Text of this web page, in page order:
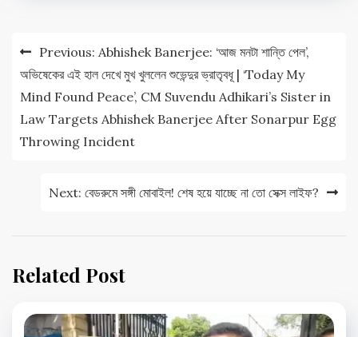
Post
navigation
Previous: Abhishek Banerjee: ‘আজ মনটা শান্তি পেল’,
অভিষেকের এই হাল দেখে মুখ খুললেন শুভেন্দুর ভ্রাতৃবধূ | ‘Today My
Mind Found Peace’, CM Suvendu Adhikari’s Sister in
Law Targets Abhishek Banerjee After Sonarpur Egg
Throwing Incident
Next: বেডরুমে সঙ্গী মোবাইল! শেষ হয়ে যাচ্ছে না তো সেক্স লাইফ?
Related Post